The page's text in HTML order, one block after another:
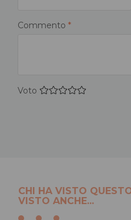
Commento *
Voto
CHI HA VISTO
VISTO ANCHE...